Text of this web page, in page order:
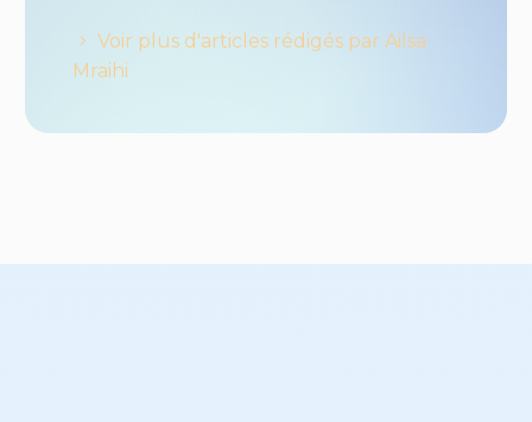
Voir plus d'articles rédigés par Ailsa
Mraihi